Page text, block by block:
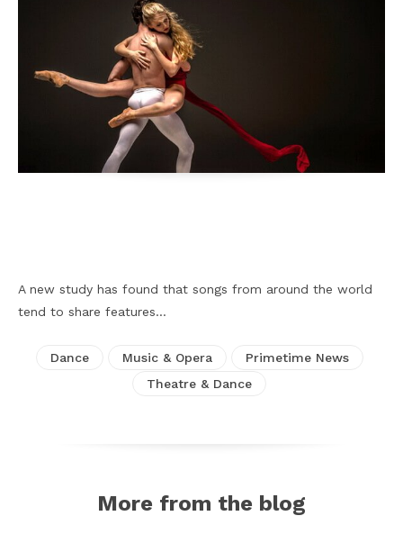
A new study has found that songs from around the world
tend to share features…
Dance Music & Opera
Primetime News
Theatre & Dance
More from the blog